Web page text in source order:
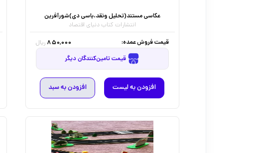
عکاسی مستند(تحلیل ونقد،باسی دی)شورآفرین
انتشارات کتاب دنیای اقتصاد
قیمت فروش عمده: 850,000 ریال
افزودن به لیست افزودن به سبد